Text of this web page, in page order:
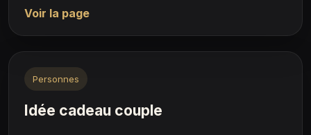
Voir la page
Personnes
Idée cadeau couple